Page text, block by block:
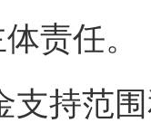
责任。
持范围